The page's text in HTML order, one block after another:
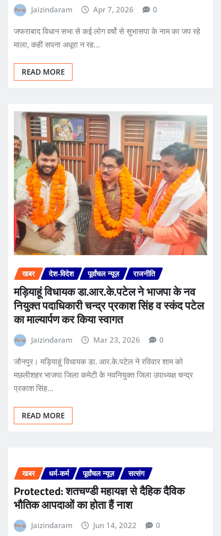
Jaizindaram Apr 7, 2026 0
जफराबाद विधान सभा से कई लोग वर्षो से सुभासपा के नाम का जप रहे
माला, कहीं सपना अधूरा न रह…
READ MORE
खबर देश-विदेश पूर्वांचल न्यूज़ राजनीति
मड़ियाहूं विधायक डा.आर.के.पटेल ने भाजपा के नव
नियुक्त पदाधिकारी चन्द्र प्रकाश सिंह व स्कंद पटेल
का माल्यार्पण कर किया स्वागत
Jaizindaram Mar 23, 2026 0
जौनपुर। मड़ियाहूं विधायक डा. आर.के.पटेल ने रविवार शाम को
मछलीशहर भाजपा जिला कमेटी के नवनियुक्त जिला उपाध्यक्ष चन्द्र
प्रकाश सिंह…
READ MORE
खबर धर्म-कर्म पूर्वांचल न्यूज़ सत्संग
Protected: शतचण्डी महायज्ञ से दैहिक दैविक
भौतिक आपदाओं का होता हैं नाश
Jaizindaram Jun 14, 2022 0